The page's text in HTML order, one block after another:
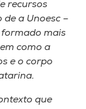
recursos
de a Unoesc –
formado mais
como a
e o corpo
que